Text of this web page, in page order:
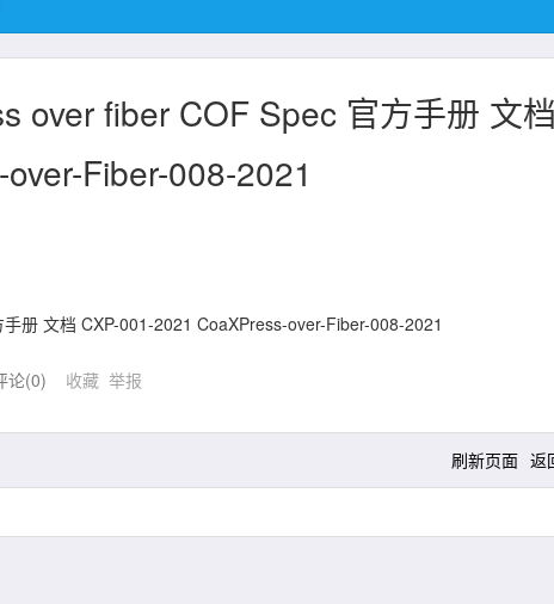
over fiber COF Spec 官方手册 文档
Fiber-008-2021
册 文档 CXP-001-2021 CoaXPress-over-Fiber-008-2021
论(0) 收藏 举报
刷新页面 返